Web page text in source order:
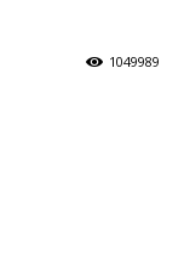
1049989